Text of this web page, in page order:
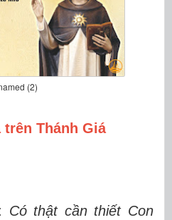
(2)
trên Thánh Giá
Có thật cần thiết Con